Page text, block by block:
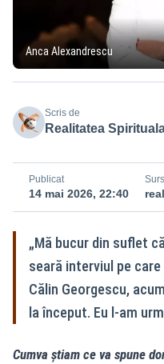
Anca Alexandrescu
Scris de
Realitatea
Publicat
14 mai 2026, 22:40
„Mă bucur din suflet
seară interviul pe
Călin Georgescu,
la început. Eu l-am
Cumva știam ce va spune